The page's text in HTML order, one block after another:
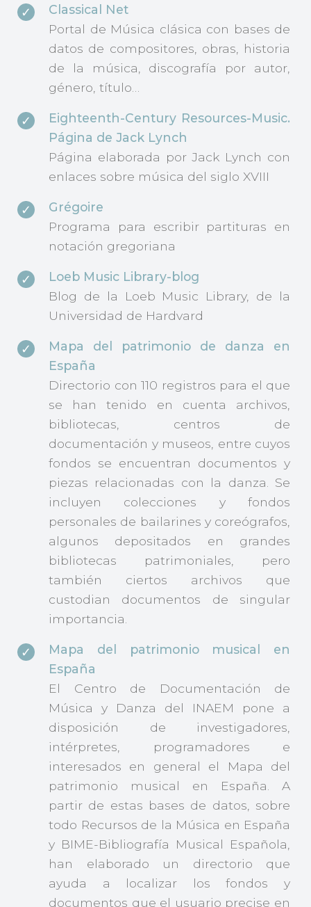
Classical Net
Portal de Música clásica con bases de
datos de compositores, obras, historia
de la música, discografía por autor,
género, título…
Eighteenth-Century Resources-Music.
Página de Jack Lynch
Página elaborada por Jack Lynch con
enlaces sobre música del siglo XVIII
Grégoire
Programa para escribir partituras en
notación gregoriana
Loeb Music Library-blog
Blog de la Loeb Music Library, de la
Universidad de Hardvard
Mapa del patrimonio de danza en
España
Directorio con 110 registros para el que
se han tenido en cuenta archivos,
bibliotecas, centros de
documentación y museos, entre cuyos
fondos se encuentran documentos y
piezas relacionadas con la danza. Se
incluyen colecciones y fondos
personales de bailarines y coreógrafos,
algunos depositados en grandes
bibliotecas patrimoniales, pero
también ciertos archivos que
custodian documentos de singular
importancia.
Mapa del patrimonio musical en
España
El Centro de Documentación de
Música y Danza del INAEM pone a
disposición de investigadores,
intérpretes, programadores e
interesados en general el Mapa del
patrimonio musical en España. A
partir de estas bases de datos, sobre
todo Recursos de la Música en España
y BIME-Bibliografía Musical Española,
han elaborado un directorio que
ayuda a localizar los fondos y
documentos que el usuario precise en